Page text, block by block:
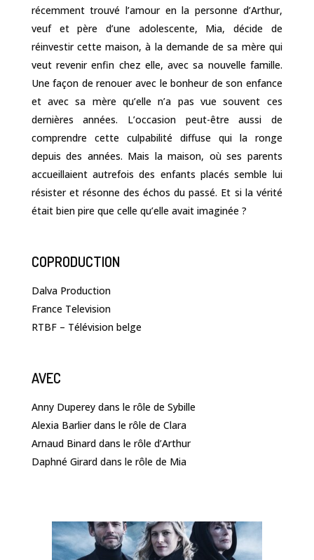
récemment trouvé l’amour en la personne d’Arthur,
veuf et père d’une adolescente, Mia, décide de
réinvestir cette maison, à la demande de sa mère qui
veut revenir enfin chez elle, avec sa nouvelle famille.
Une façon de renouer avec le bonheur de son enfance
et avec sa mère qu’elle n’a pas vue souvent ces
dernières années. L’occasion peut-être aussi de
comprendre cette culpabilité diffuse qui la ronge
depuis des années. Mais la maison, où ses parents
accueillaient autrefois des enfants placés semble lui
résister et résonne des échos du passé. Et si la vérité
était bien pire que celle qu’elle avait imaginée ?
COPRODUCTION
Dalva Production
France Television
RTBF – Télévision belge
AVEC
Anny Duperey dans le rôle de Sybille
Alexia Barlier dans le rôle de Clara
Arnaud Binard dans le rôle d’Arthur
Daphné Girard dans le rôle de Mia